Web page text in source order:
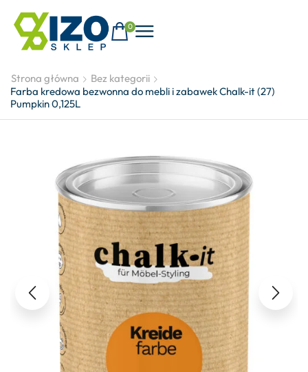
0
Strona główna
Bez kategorii
Farba kredowa bezwonna do mebli i zabawek Chalk-it (27)
Pumpkin 0,125L